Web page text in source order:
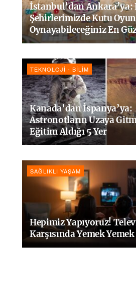
İstanbul’dan Ankara’ya:
Şehirlerimizde Kutu
Oynayabileceğiniz En
TEKNOLOJI - BILIM
Kanada’dan İspanya’ya:
Astronotların Uzaya
Eğitim Aldığı 5 Yer
SAĞLIKLI YAŞAM
Hepimiz Yapıyoruz!
Karşısında Yemek